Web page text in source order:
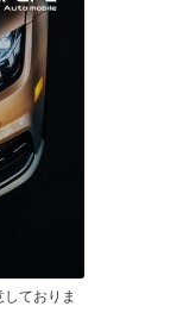
ておりま